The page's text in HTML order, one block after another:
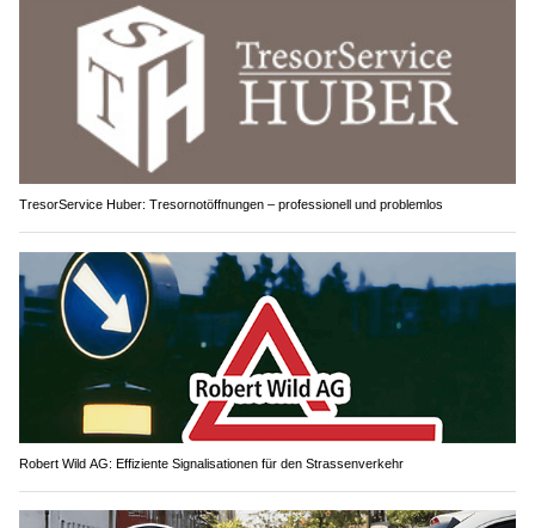
TresorService Huber: Tresornotöffnungen – professionell und problemlos
Robert Wild AG: Effiziente Signalisationen für den Strassenverkehr